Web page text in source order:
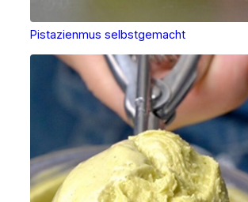
Pistazienmus selbstgemacht